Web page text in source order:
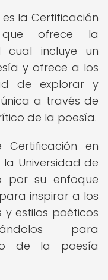
la Certificación
que ofrece la
cual incluye un
y ofrece a los
de explorar y
a través de
de la poesía.
Certificación en
Universidad de
por su enfoque
inspirar a los
estilos poéticos
para
de la poesía